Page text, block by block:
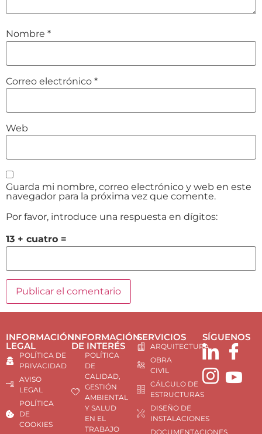
Nombre *
Correo electrónico *
Web
Guarda mi nombre, correo electrónico y web en este
navegador para la próxima vez que comente.
Por favor, introduce una respuesta en dígitos:
13 + cuatro =
INFORMACIÓN
LEGAL
POLÍTICA DE
PRIVACIDAD
AVISO
LEGAL
POLÍTICA
DE
COOKIES
INFORMACIÓN
DE INTERÉS
POLÍTICA
DE
CALIDAD,
GESTIÓN
AMBIENTAL
Y SALUD
EN EL
TRABAJO
SERVICIOS
ARQUITECTURA
OBRA
CIVIL
CÁLCULO DE
ESTRUCTURAS
DISEÑO DE
INSTALACIONES
DOCUMENTACIONES
SÍGUENOS